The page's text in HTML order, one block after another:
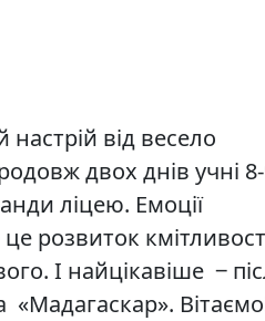
настрій від весело
двох днів учні
ліцею. Емоції
розвиток
І найцікавіше ‒